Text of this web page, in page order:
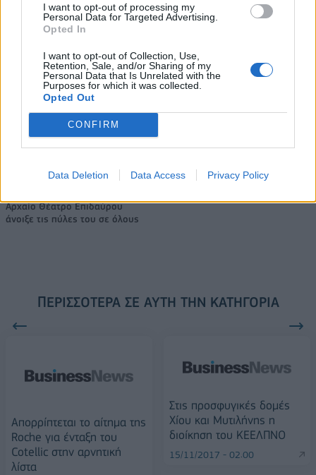
I want to opt-out of processing my
Personal Data for Targeted Advertising.
Opted In
I want to opt-out of Collection, Use,
Retention, Sale, and/or Sharing of my
Personal Data that Is Unrelated with the
Purposes for which it was collected.
Opted Out
CONFIRM
Data Deletion Data Access Privacy Policy
Το FIAT 500 Hybrid τώρα από
συνεργασίας τους μέχρι το
2028
18η συνεχόμενη χρονιά για τον ΟΤΕ στη διεθνή σειρά δεικτών
FTSE4Good
Αρχαίο Θέατρο Επιδαύρου
άνοιξε τις πύλες του σε όλους
ΠΕΡΙΣΣΌΤΕΡΑ ΣΕ ΑΥΤΉ ΤΗΝ ΚΑΤΗΓΟΡΊΑ
Απορρίπτεται το αίτημα της
Roche για ένταξη του
Cotellic στην αρνητική
λίστα
Στις προσφυγικές δομές
Χίου και Μυτιλήνης η
διοίκηση του ΚΕΕΛΠΝΟ
15/11/2017 - 02:00